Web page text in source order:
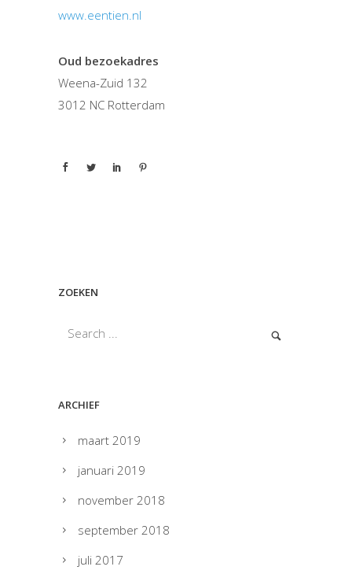
www.eentien.nl
Oud bezoekadres
Weena-Zuid 132
3012 NC Rotterdam
ZOEKEN
ARCHIEF
maart 2019
januari 2019
november 2018
september 2018
juli 2017